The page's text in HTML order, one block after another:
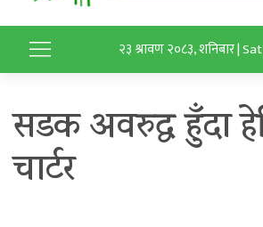
२३ श्रावण २०८३, शनिबार |
सडक अवरुद्ध हुँदा
चार्टर